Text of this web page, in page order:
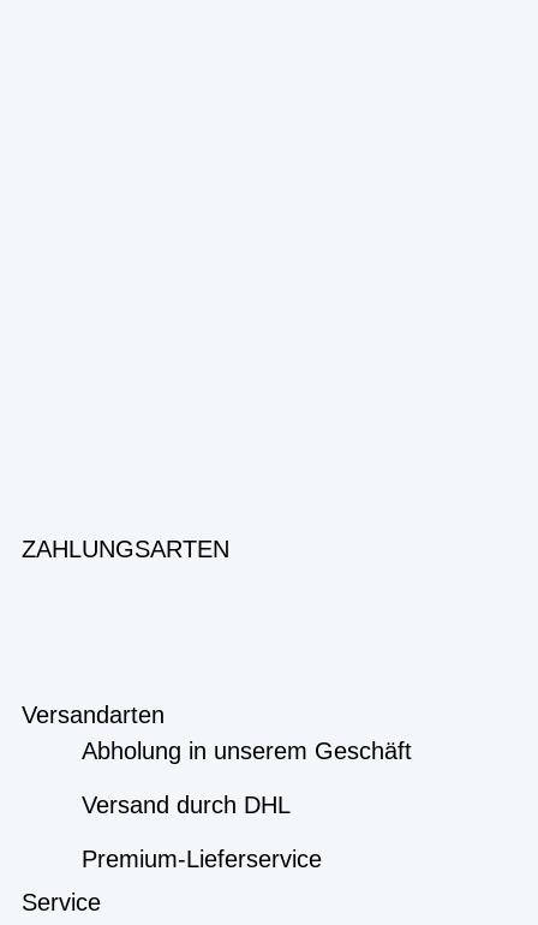
ZAHLUNGSARTEN
Versandarten
Abholung in unserem Geschäft
Versand durch DHL
Premium-Lieferservice
Service